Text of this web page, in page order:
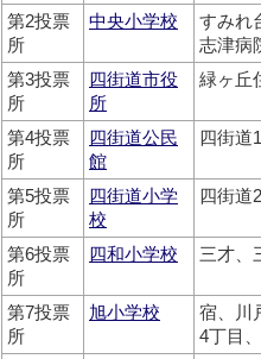
第2投票
所
中央小学校
すみれ
志津病
第3投票
所
四街道市役
所
緑ヶ丘
第4投票
所
四街道公民
館
四街道
第5投票
所
四街道小学
校
四街道
第6投票
所
四和小学校 三才、
第7投票
所
旭小学校
宿、川
4丁目